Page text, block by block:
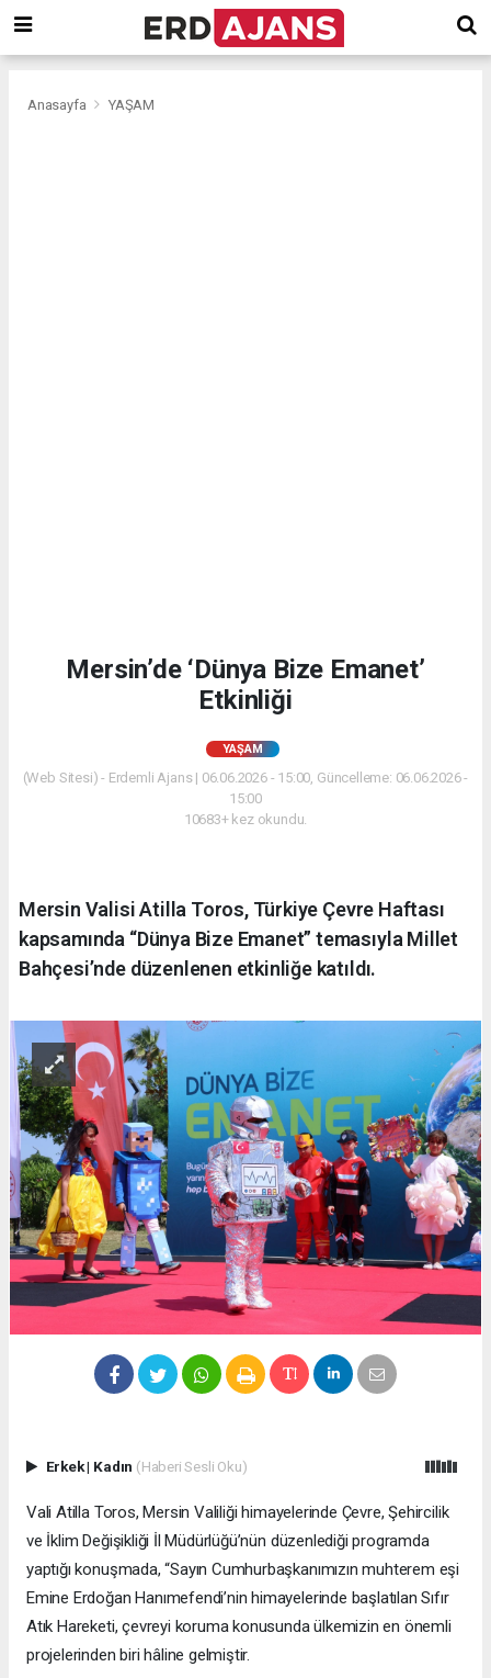
Anasayfa YAŞAM
Mersin’de ‘Dünya Bize Emanet’
Etkinliği
YAŞAM
(Web Sitesi) - Erdemli Ajans | 06.06.2026 - 15:00, Güncelleme: 06.06.2026 -
15:00
10683+ kez okundu.
Mersin Valisi Atilla Toros, Türkiye Çevre Haftası
kapsamında “Dünya Bize Emanet” temasıyla Millet
Bahçesi’nde düzenlenen etkinliğe katıldı.
Erkek| Kadın (Haberi Sesli Oku)
Vali Atilla Toros, Mersin Valiliği himayelerinde Çevre, Şehircilik
ve İklim Değişikliği İl Müdürlüğü’nün düzenlediği programda
yaptığı konuşmada, “Sayın Cumhurbaşkanımızın muhterem eşi
Emine Erdoğan Hanımefendi’nin himayelerinde başlatılan Sıfır
Atık Hareketi, çevreyi koruma konusunda ülkemizin en önemli
projelerinden biri hâline gelmiştir.